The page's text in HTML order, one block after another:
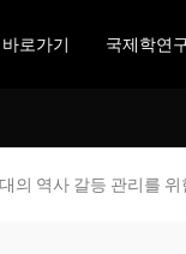
로가기 국제학연
의 역사 갈등 관리를